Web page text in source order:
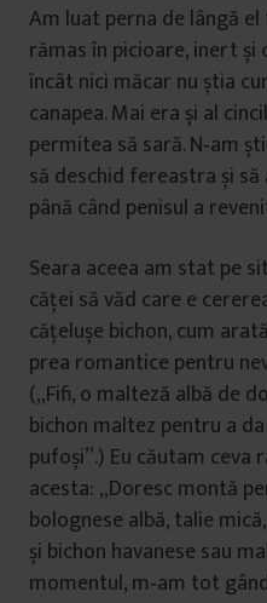
Am luat perna de lângă
rămas în picioare, inert și
încât nici măcar nu știa
canapea. Mai era și al
permitea să sară. N‑am
să deschid fereastra și
până când penisul a
Seara aceea am stat pe
căței să văd care e
cățelușe bichon, cum
prea romantice pentru
(„Fifi, o malteză albă de
bichon maltez pentru a
pufoși”.) Eu căutam ceva
acesta: „Doresc montă
bolognese albă, talie
și bichon havanese sau
momentul, m‑am tot